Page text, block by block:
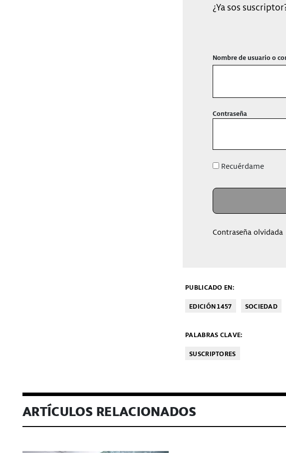
¿Ya sos
Nombre de usuario o
Contraseña
Recuérdame
Contraseña olvidada
PUBLICADO EN:
EDICIÓN 1457
SOCIEDAD
PALABRAS CLAVE:
SUSCRIPTORES
ARTÍCULOS RELACIONADOS